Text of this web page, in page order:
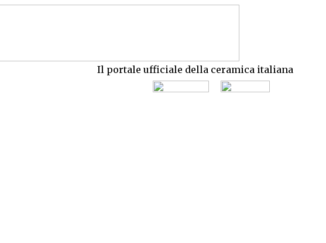
Il portale ufficiale della ceramica italiana